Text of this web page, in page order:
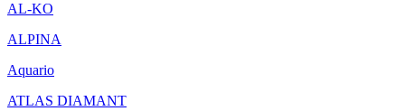
AL-KO
ALPINA
Aquario
ATLAS DIAMANT